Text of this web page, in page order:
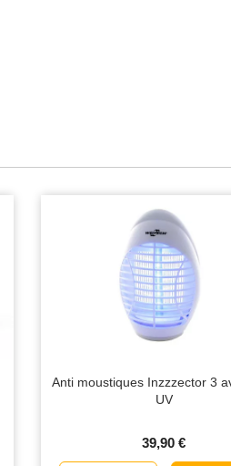
Anti moustiques Inzzzector 3
UV
39,90 €